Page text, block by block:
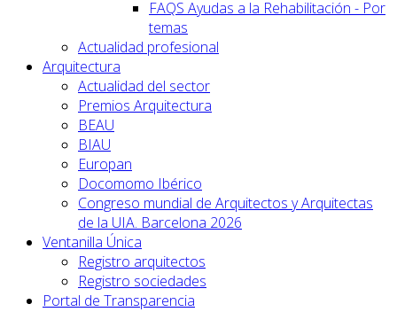
FAQS Ayudas a la Rehabilitación - Por
temas
Actualidad profesional
Arquitectura
Actualidad del sector
Premios Arquitectura
BEAU
BIAU
Europan
Docomomo Ibérico
Congreso mundial de Arquitectos y Arquitectas
de la UIA. Barcelona 2026
Ventanilla Única
Registro arquitectos
Registro sociedades
Portal de Transparencia